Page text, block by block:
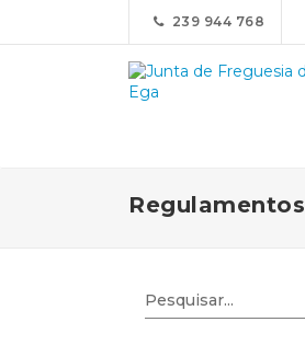
239 944 768
Regulamentos